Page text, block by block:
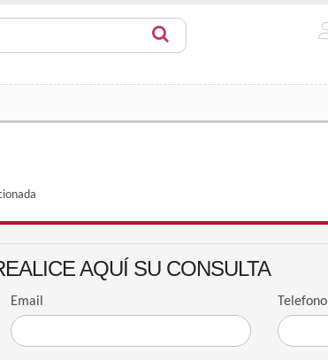
AQUÍ SU CONSULTA
Email Telefono